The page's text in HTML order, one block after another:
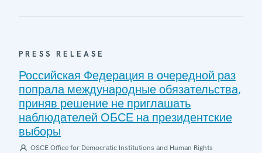
PRESS RELEASE
Российская Федерация в очередной раз
попрала международные обязательства,
приняв решение не приглашать
наблюдателей ОБСЕ на президентские
выборы
OSCE Office for Democratic Institutions and Human Rights